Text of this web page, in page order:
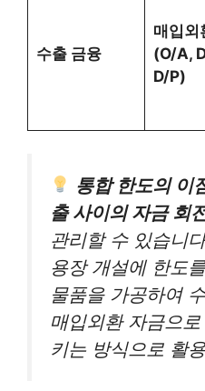
수출 금융
매입외
(O/A,
D/P)
통합 한도의 이
출 사이의 자금 회
관리할 수 있습니
용장 개설에 한도
물품을 가공하여
매입외환 자금으
키는 방식으로 활